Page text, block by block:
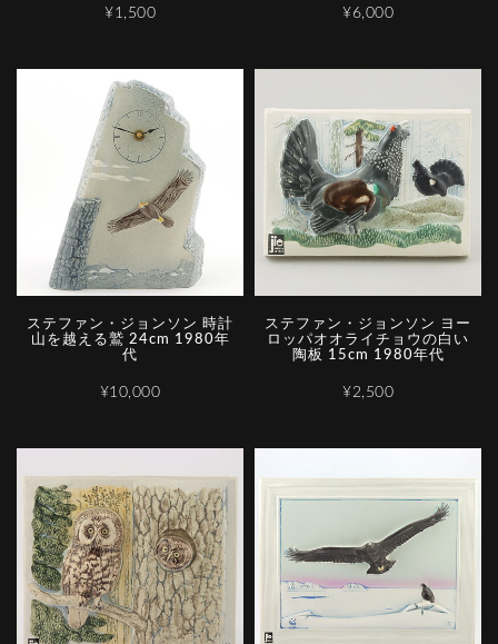
¥1,500 ¥6,000
ステファン・ジョンソン 時計
山を越える鷲 24cm 1980年
代
¥10,000
ステファン・ジョンソン ヨー
ロッパオオライチョウの白い
陶板 15cm 1980年代
¥2,500